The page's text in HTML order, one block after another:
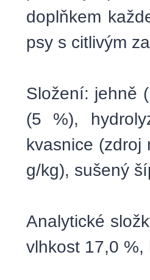
doplňkem
psy s citlivým
Složení: jehně
(5 %),
kvasnice (zdroj
g/kg), sušený
Analytické
vlhkost 17,0